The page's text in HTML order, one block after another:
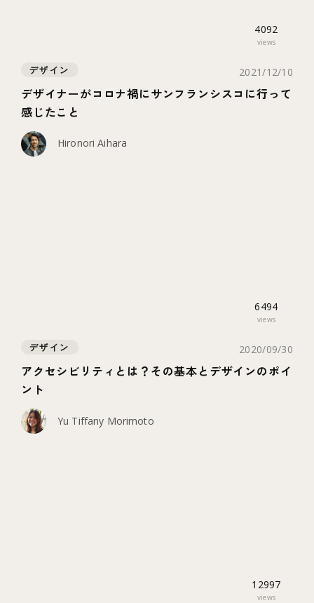
4092
views
デザイン 2021/12/10
デザイナーがコロナ禍にサンフランシスコに行って
感じたこと
Hironori Aihara
6494
views
デザイン 2020/09/30
アクセシビリティとは？その基本とデザインのポイ
ント
Yu Tiffany Morimoto
12997
views